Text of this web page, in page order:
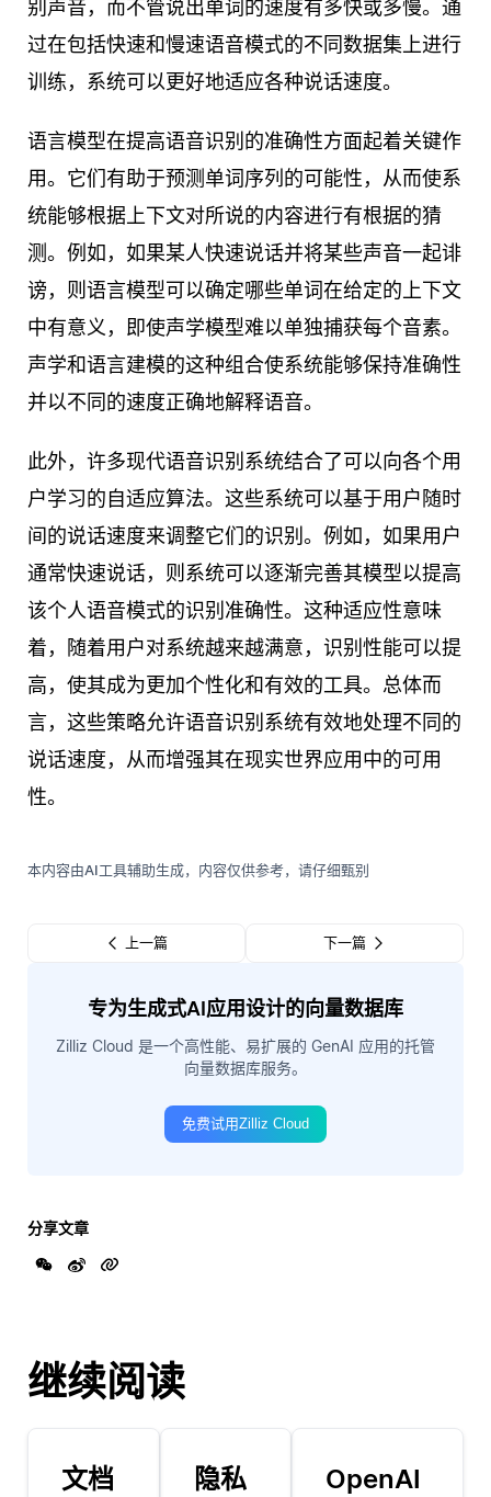
别声音，而不管说出单词的速度有多快或多慢。通
过在包括快速和慢速语音模式的不同数据集上进行
训练，系统可以更好地适应各种说话速度。
语言模型在提高语音识别的准确性方面起着关键作
用。它们有助于预测单词序列的可能性，从而使系
统能够根据上下文对所说的内容进行有根据的猜
测。例如，如果某人快速说话并将某些声音一起诽
谤，则语言模型可以确定哪些单词在给定的上下文
中有意义，即使声学模型难以单独捕获每个音素。
声学和语言建模的这种组合使系统能够保持准确性
并以不同的速度正确地解释语音。
此外，许多现代语音识别系统结合了可以向各个用
户学习的自适应算法。这些系统可以基于用户随时
间的说话速度来调整它们的识别。例如，如果用户
通常快速说话，则系统可以逐渐完善其模型以提高
该个人语音模式的识别准确性。这种适应性意味
着，随着用户对系统越来越满意，识别性能可以提
高，使其成为更加个性化和有效的工具。总体而
言，这些策略允许语音识别系统有效地处理不同的
说话速度，从而增强其在现实世界应用中的可用
性。
本内容由AI工具辅助生成，内容仅供参考，请仔细甄别
上一篇 下一篇
专为生成式AI应用设计的向量数据库
Zilliz Cloud 是一个高性能、易扩展的 GenAI 应用的托管
向量数据库服务。
免费试用Zilliz Cloud
分享文章
继续阅读
文档
隐私
OpenAI